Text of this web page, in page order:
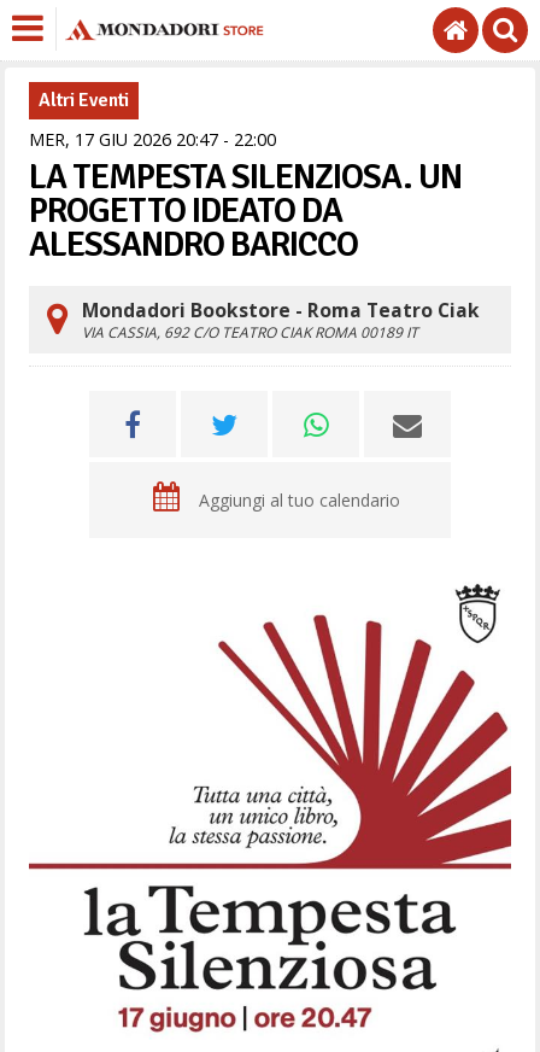
Altri Eventi
MER, 17 GIU 2026 2047 - 2200
LA TEMPESTA SILENZIOSA. UN
PROGETTO IDEATO DA
ALESSANDRO BARICCO
Mondadori Bookstore - Roma Teatro Ciak
VIA CASSIA, 692 C/O TEATRO CIAKROMA 00189 IT
Aggiungi al tuo calendario